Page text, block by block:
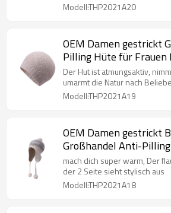
Modell:THP2021A20
OEM Damen gestrickt
Pilling Hüte für Frauen
Der Hut ist atmungsaktiv,
umarmt die Natur nach
Modell:THP2021A19
OEM Damen gestrickt
Großhandel Anti-
Winterohrklappe Pom
mach dich super warm, Der
der 2 Seite sieht stylisch aus
Modell:THP2021A18